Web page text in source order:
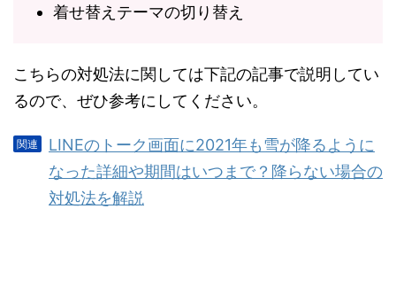
着せ替えテーマの切り替え
こちらの対処法に関しては下記の記事で説明してい
るので、ぜひ参考にしてください。
LINEのトーク画面に2021年も雪が降るように
なった詳細や期間はいつまで？降らない場合の
対処法を解説